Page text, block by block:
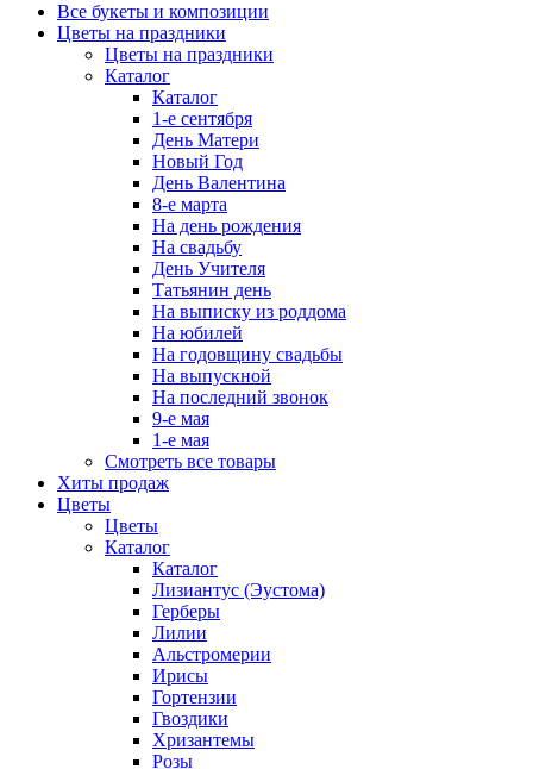
Все букеты и композиции
Цветы на праздники
Цветы на праздники
Каталог
Каталог
1-е сентября
День Матери
Новый Год
День Валентина
8-е марта
На день рождения
На свадьбу
День Учителя
Татьянин день
На выписку из роддома
На юбилей
На годовщину свадьбы
На выпускной
На последний звонок
9-е мая
1-е мая
Смотреть все товары
Хиты продаж
Цветы
Цветы
Каталог
Каталог
Лизиантус (Эустома)
Герберы
Лилии
Альстромерии
Ирисы
Гортензии
Гвоздики
Хризантемы
Розы